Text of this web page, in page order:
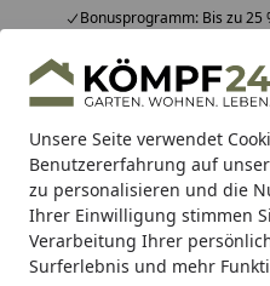
Unsere Seite verwendet
Benutzererfahrung auf
zu personalisieren und die
Ihrer Einwilligung stimmen
Verarbeitung Ihrer
Surferlebnis und mehr
Bonusprogramm: Bis zu 25
Hotline07051 / 9 22 22
Mo-Fr. 8-16 Uhr
Alle Produkte
Alle ProdukteHighlights
Hartje Bekleidung